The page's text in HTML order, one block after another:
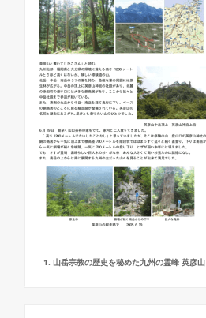
1. 山岳宗教の歴史を秘めた九州の霊峰 英彦山